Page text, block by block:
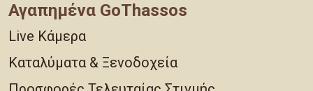
Αγαπημένα GoThassos
Live Κάμερα
Καταλύματα & Ξενοδοχεία